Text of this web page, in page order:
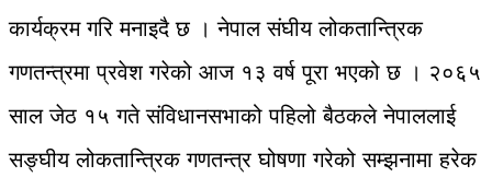
कार्यक्रम गरि मनाइदै छ । नेपाल संघीय लोकतान्त्रिक
गणतन्त्रमा प्रवेश गरेको आज १३ वर्ष पूरा भएको छ । २०६५
साल जेठ १५ गते संविधानसभाको पहिलो बैठकले नेपाललाई
सङ्घीय लोकतान्त्रिक गणतन्त्र घोषणा गरेको सम्झनामा हरेक